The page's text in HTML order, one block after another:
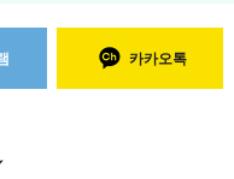
카카오톡